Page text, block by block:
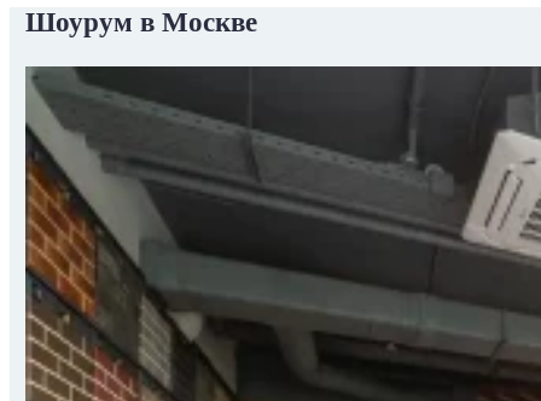
Шоурум в Москве